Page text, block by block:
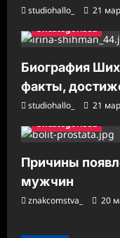
studiohallo_ 21
Uncategorised
Биография
факты,
studiohallo_ 21
Uncategorised
Причины
мужчин
znakcomstva_ 20